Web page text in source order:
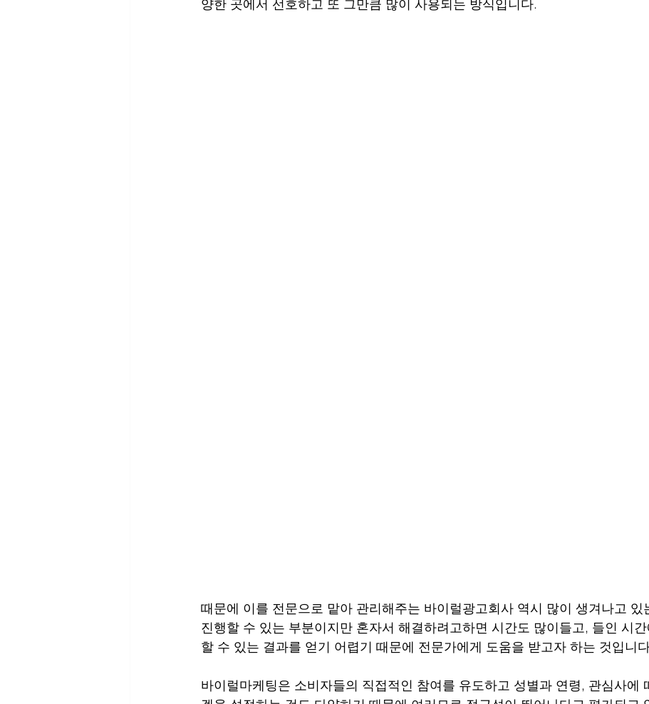
양한 곳에서 선호하고 또 그만큼 많이 사용되는 방식입니다.
때문에 이를 전문으로 맡아 관리해주는 바이럴광고회사 역시 많이 생겨나고 있
진행할 수 있는 부분이지만 혼자서 해결하려고하면 시간도 많이들고, 들인 시
할 수 있는 결과를 얻기 어렵기 때문에 전문가에게 도움을 받고자 하는 것입니
바이럴마케팅은 소비자들의 직접적인 참여를 유도하고 성별과 연령, 관심사에